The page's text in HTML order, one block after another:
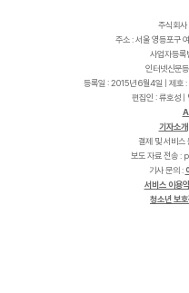
주식회사
주소 : 서울 영등포구
사업자등
인터넷신문
등록일 : 2015년 6월4일 | 제호 :
편집인 : 류호성 |
기자소개
결제 및 서비스
보도 자료 전송 : p
기사 문의 :
서비스 이용
청소년 보호